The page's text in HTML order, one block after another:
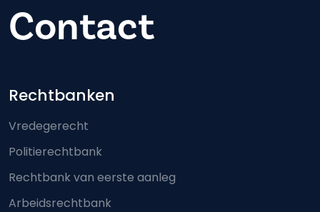
Contact
Footer-menu
Rechtbanken
Vredegerecht
Politierechtbank
Rechtbank van eerste aanleg
Arbeidsrechtbank